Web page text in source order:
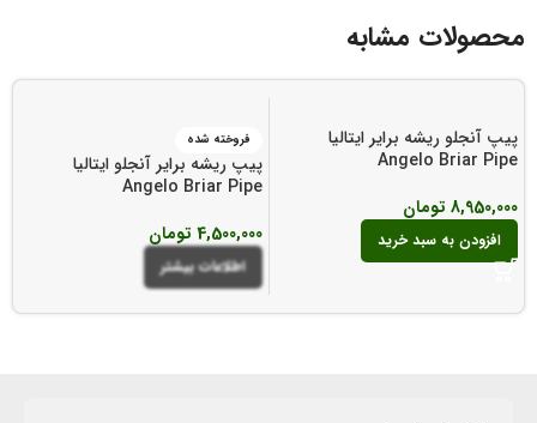
محصولات مشابه
پیپ آنجلو ریشه برایر ایتالیا
Angelo Briar Pipe
8,950,000 تومان
افزودن به سبد خرید
فروخته شده
پیپ ریشه برایر آنجلو ایتالیا
Angelo Briar Pipe
4,500,000 تومان
اطلاعات بیشتر